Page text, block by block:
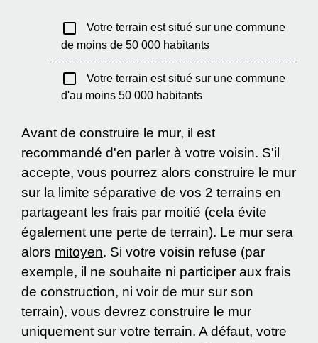
check_box_outline_blank
Votre terrain est situé sur une commune
de moins de 50 000 habitants
check_box_outline_blank
Votre terrain est situé sur une commune
d'au moins 50 000 habitants
Avant de construire le mur, il est
recommandé d'en parler à votre voisin. S'il
accepte, vous pourrez alors construire le mur
sur la limite séparative de vos 2 terrains en
partageant les frais par moitié (cela évite
également une perte de terrain). Le mur sera
alors mitoyen. Si votre voisin refuse (par
exemple, il ne souhaite ni participer aux frais
de construction, ni voir de mur sur son
terrain), vous devrez construire le mur
uniquement sur votre terrain. A défaut, votre